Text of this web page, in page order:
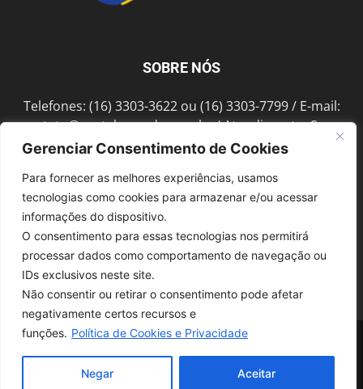
Gerenciar Consentimento de Cookies
Para fornecer as melhores experiências, usamos
tecnologias como cookies para armazenar e/ou acessar
informações do dispositivo.
O consentimento para essas tecnologias nos permitirá
processar dados como comportamento de navegação ou
IDs exclusivos neste site.
Não consentir ou retirar o consentimento pode afetar
negativamente certos recursos e
funções. Política de Cookies e Privacidade
Negar Aceitar
SOBRE NÓS
Telefones: (16) 3303-3622 ou (16) 3303-7799 / E-mail:
contato@portalmorada.com.br/ Atendimento: Seg a
Sex das 8h às 18h / Endereço: Av. Bento de Abreu, 889
SIGA-NOS
© 1997-2022, GRUPO ROBERTO MONTORO É proibida a reprodução do
conteúdo em qualquer meio de comunicação, eletrônico ou impresso,